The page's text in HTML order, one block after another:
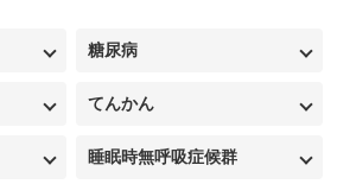
糖尿病
てんかん
睡眠時無呼吸症候群